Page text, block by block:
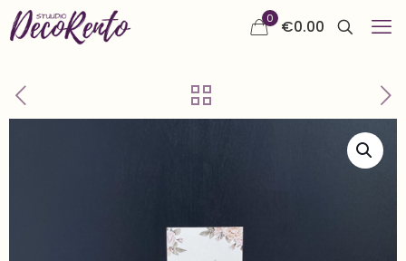
0 €0.00